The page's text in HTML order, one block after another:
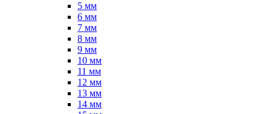
5 мм
6 мм
7 мм
8 мм
9 мм
10 мм
11 мм
12 мм
13 мм
14 мм